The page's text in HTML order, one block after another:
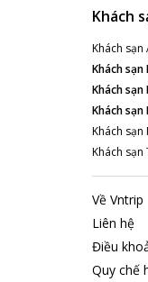
Khách
Khách sạn
Khách sạn
Khách sạn
Khách sạn
Khách sạn
Khách sạn
Về Vntrip
Liên hệ
Điều
Quy chế